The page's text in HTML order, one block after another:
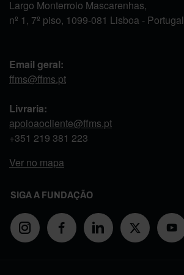
Largo Monterroio Mascarenhas,
nº 1, 7º piso, 1099-081 Lisboa - Portugal
Email geral:
ffms@ffms.pt
Livraria:
apoioaocliente@ffms.pt
+351 219 381 223
Ver no mapa
SIGA A FUNDAÇÃO